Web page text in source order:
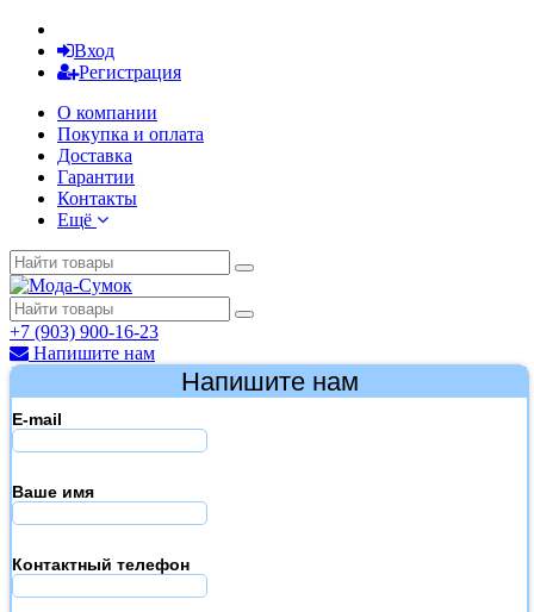
Вход
Регистрация
О компании
Покупка и оплата
Доставка
Гарантии
Контакты
Ещё
+7 (903) 900-16-23
Напишите нам
Напишите нам
E-mail
Ваше имя
Контактный телефон